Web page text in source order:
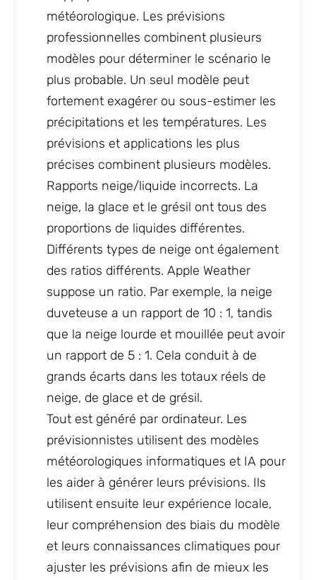
météorologique. Les prévisions
professionnelles combinent plusieurs
modèles pour déterminer le scénario le
plus probable. Un seul modèle peut
fortement exagérer ou sous-estimer les
précipitations et les températures. Les
prévisions et applications les plus
précises combinent plusieurs modèles.
Rapports neige/liquide incorrects. La
neige, la glace et le grésil ont tous des
proportions de liquides différentes.
Différents types de neige ont également
des ratios différents. Apple Weather
suppose un ratio. Par exemple, la neige
duveteuse a un rapport de 10 : 1, tandis
que la neige lourde et mouillée peut avoir
un rapport de 5 : 1. Cela conduit à de
grands écarts dans les totaux réels de
neige, de glace et de grésil.
Tout est généré par ordinateur. Les
prévisionnistes utilisent des modèles
météorologiques informatiques et IA pour
les aider à générer leurs prévisions. Ils
utilisent ensuite leur expérience locale,
leur compréhension des biais du modèle
et leurs connaissances climatiques pour
ajuster les prévisions afin de mieux les